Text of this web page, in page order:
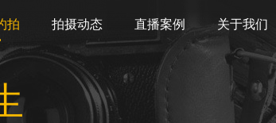
拍 拍摄动态 直播案例 关于我们